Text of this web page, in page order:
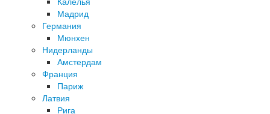
Мадрид
Германия
Мюнхен
Нидерланды
Амстердам
Франция
Париж
Латвия
Рига